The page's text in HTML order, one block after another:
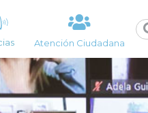
Atención Ciudadana